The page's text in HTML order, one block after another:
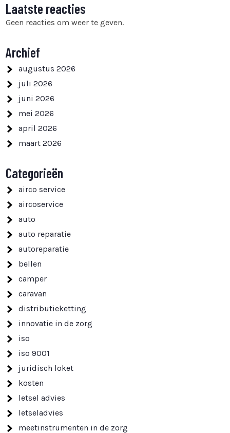
Laatste reacties
Geen reacties om weer te geven.
Archief
augustus 2026
juli 2026
juni 2026
mei 2026
april 2026
maart 2026
Categorieën
airco service
aircoservice
auto
auto reparatie
autoreparatie
bellen
camper
caravan
distributieketting
innovatie in de zorg
iso
iso 9001
juridisch loket
kosten
letsel advies
letseladvies
meetinstrumenten in de zorg